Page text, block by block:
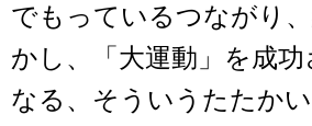
でもっているつながり
かし、「大運動」を成
なる、そういうたたか